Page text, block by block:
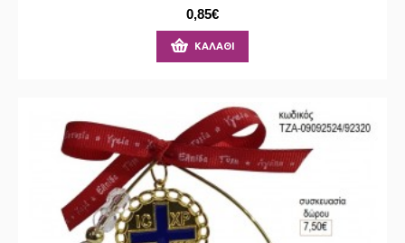
0,85€
ΚΑΛΆΘΙ